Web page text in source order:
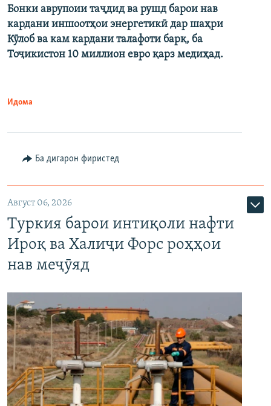
Бонки аврупоии таҷдид ва рушд барои нав
кардани иншоотҳои энергетикӣ дар шаҳри
Кӯлоб ва кам кардани талафоти барқ, ба
Тоҷикистон 10 миллион евро қарз медиҳад.
Идома
Ба дигарон фиристед
Август 06, 2026
Туркия барои интиқоли нафти
Ироқ ва Халиҷи Форс роҳҳои
нав меҷӯяд